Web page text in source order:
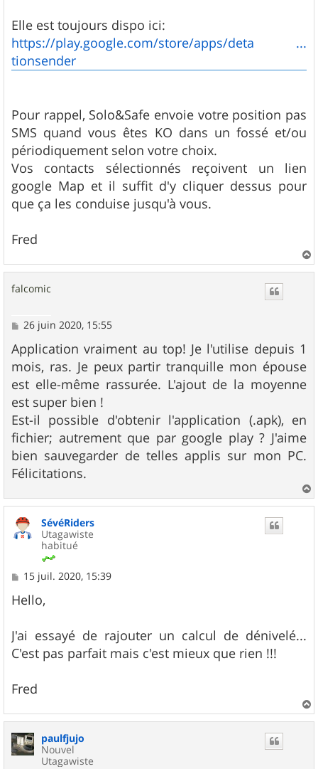
Elle est toujours dispo ici:
https://play.google.com/store/apps/deta ...
tionsender
Pour rappel, Solo&Safe envoie votre position pas
SMS quand vous êtes KO dans un fossé et/ou
périodiquement selon votre choix.
Vos contacts sélectionnés reçoivent un lien
google Map et il suffit d'y cliquer dessus pour
que ça les conduise jusqu'à vous.
Fred
a
falcomic
M
s
s
a
g
e
26 juin 2020, 15:55
Application vraiment au top! Je l'utilise depuis 1
mois, ras. Je peux partir tranquille mon épouse
est elle-même rassurée. L'ajout de la moyenne
est super bien !
Est-il possible d'obtenir l'application (.apk), en
fichier; autrement que par google play ? J'aime
bien sauvegarder de telles applis sur mon PC.
Félicitations.
a
SévéRiders
Utagawiste
habitué
M
s
s
g
e
15 juil. 2020, 15:39
Hello,
J'ai essayé de rajouter un calcul de dénivelé...
C'est pas parfait mais c'est mieux que rien !!!
Fred
a
paulfjujo
Nouvel
Utagawiste